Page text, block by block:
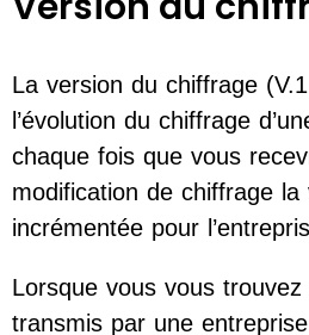
La version du chiffrage
l’évolution du chiffrage
chaque fois que vous
modification de chiffrage la
incrémentée pour
Lorsque vous vous
transmis par une